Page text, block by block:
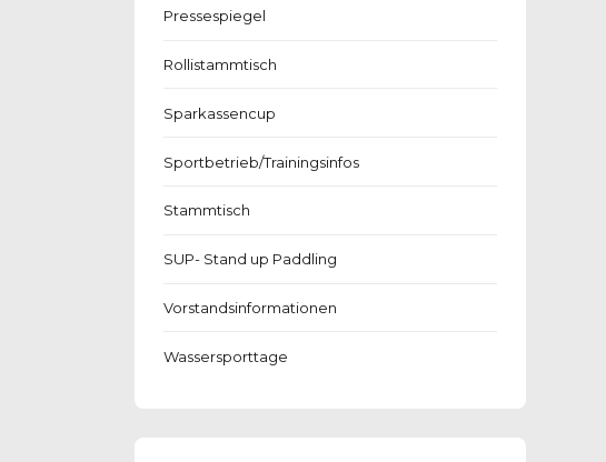
Pressespiegel
Rollistammtisch
Sparkassencup
Sportbetrieb/Trainingsinfos
Stammtisch
SUP- Stand up Paddling
Vorstandsinformationen
Wassersporttage